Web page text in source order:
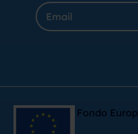
Fondo